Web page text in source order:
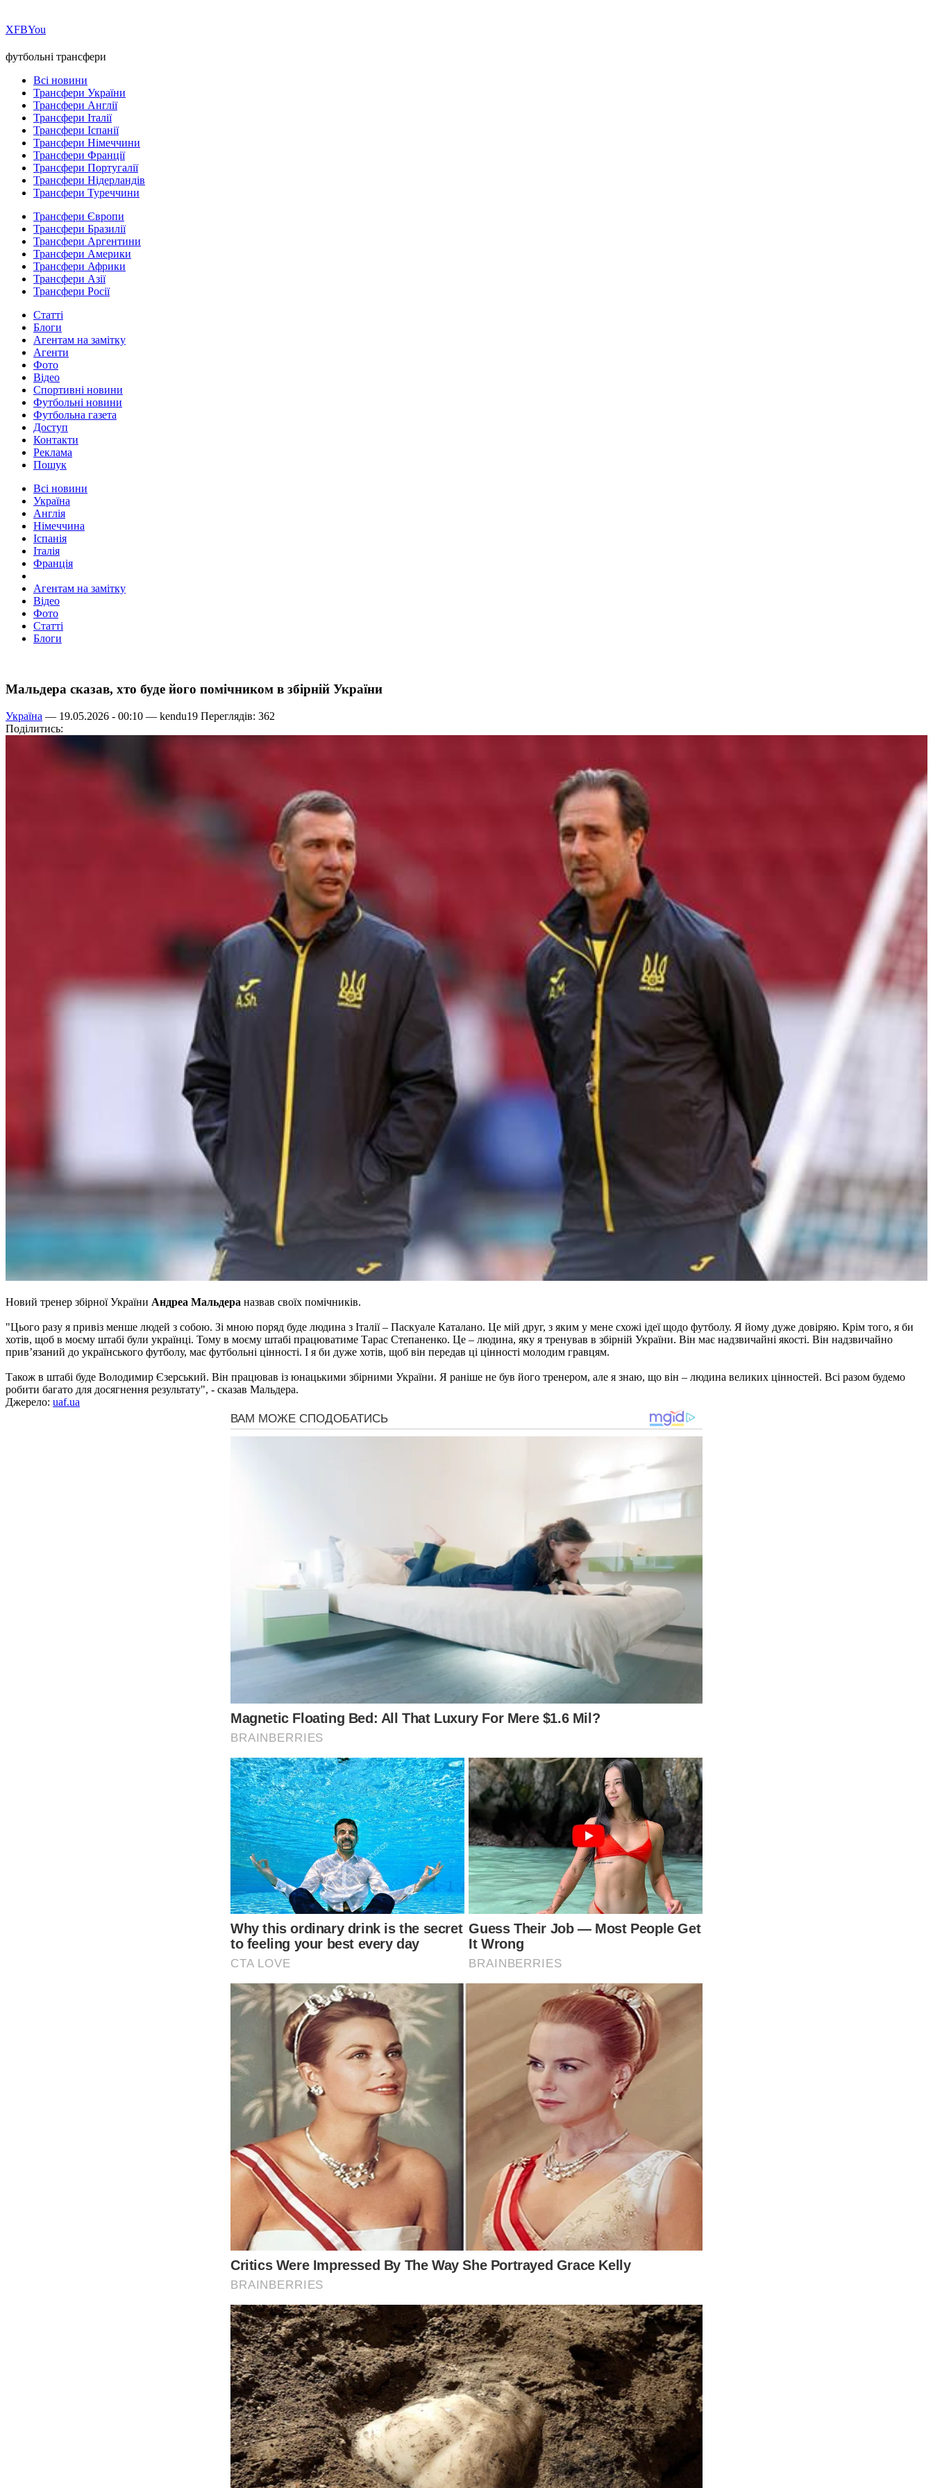
ХFBYou
футбольні трансфери
Всі новини
Трансфери України
Трансфери Англії
Трансфери Італії
Трансфери Іспанії
Трансфери Німеччини
Трансфери Франції
Трансфери Португалії
Трансфери Нідерландів
Трансфери Туреччини
Трансфери Європи
Трансфери Бразилії
Трансфери Аргентини
Трансфери Америки
Трансфери Африки
Трансфери Азії
Трансфери Росії
Статті
Блоги
Агентам на замітку
Агенти
Фото
Відео
Спортивні новини
Футбольні новини
Футбольна газета
Доступ
Контакти
Реклама
Пошук
Всі новини
Україна
Англія
Німеччина
Іспанія
Італія
Франція
Агентам на замітку
Відео
Фото
Статті
Блоги
Мальдера сказав, хто буде його помічником в збірній України
Україна — 19.05.2026 - 00:10 — kendu19 Переглядів: 362
Поділитись:
Новий тренер збірної України Андреа Мальдера назвав своїх помічників.
"Цього разу я привіз менше людей з собою. Зі мною поряд буде людина з Італії – Паскуале Каталано. Це мій друг, з яким у мене схожі ідеї щодо футболу. Я йому дуже довіряю. Крім того, я би
хотів, щоб в моєму штабі були українці. Тому в моєму штабі працюватиме Тарас Степаненко. Це – людина, яку я тренував в збірній України. Він має надзвичайні якості. Він надзвичайно
прив’язаний до українського футболу, має футбольні цінності. І я би дуже хотів, щоб він передав ці цінності молодим гравцям.
Також в штабі буде Володимир Єзерський. Він працював із юнацькими збірними України. Я раніше не був його тренером, але я знаю, що він – людина великих цінностей. Всі разом будемо
робити багато для досягнення результату", - сказав Мальдера.
Джерело: uaf.ua